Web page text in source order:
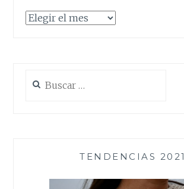
Archivos
TENDENCIAS 2021